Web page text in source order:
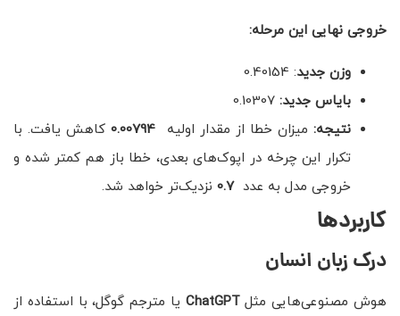
خروجی نهایی این مرحله:
وزن جدید: 0.40154
بایاس جدید: 0.10307
نتیجه: میزان خطا از مقدار اولیه 0.00794کاهش یافت. با
تکرار این چرخه در اپوک‌های بعدی، خطا باز هم کمتر شده و
خروجی مدل به عدد 0.7 نزدیک‌تر خواهد شد.
کاربردها
درک زبان انسان
هوش مصنوعی‌هایی مثلChatGPT یا مترجم گوگل، با استفاده از